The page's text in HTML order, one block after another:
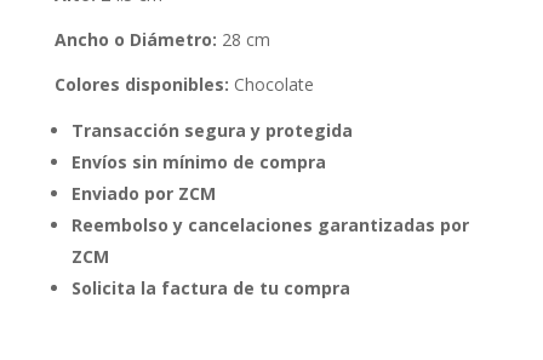
Ancho o Diámetro: 28 cm
Colores disponibles: Chocolate
Transacción segura y protegida
Envíos sin mínimo de compra
Enviado por ZCM
Reembolso y cancelaciones garantizadas por
ZCM
Solicita la factura de tu compra